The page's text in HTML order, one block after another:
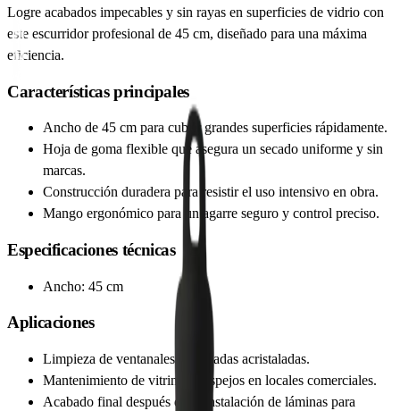
Logre acabados impecables y sin rayas en superficies de vidrio con
este escurridor profesional de 45 cm, diseñado para una máxima
eficiencia.
Características principales
Ancho de 45 cm para cubrir grandes superficies rápidamente.
Hoja de goma flexible que asegura un secado uniforme y sin
marcas.
Construcción duradera para resistir el uso intensivo en obra.
Mango ergonómico para un agarre seguro y control preciso.
Especificaciones técnicas
Ancho: 45 cm
Aplicaciones
Limpieza de ventanales y fachadas acristaladas.
Mantenimiento de vitrinas y espejos en locales comerciales.
Acabado final después de la instalación de láminas para